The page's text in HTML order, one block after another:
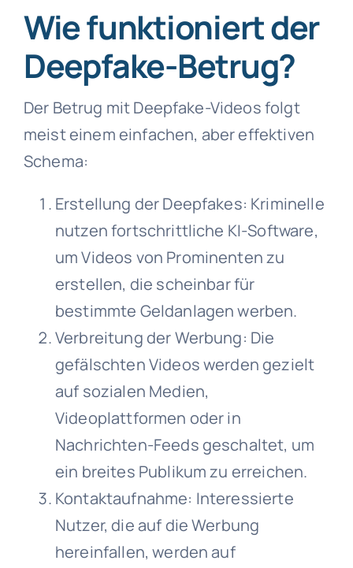
Wie funktioniert der
Deepfake-Betrug?
Der Betrug mit Deepfake-Videos folgt
meist einem einfachen, aber effektiven
Schema:
Erstellung der Deepfakes: Kriminelle
nutzen fortschrittliche KI-Software,
um Videos von Prominenten zu
erstellen, die scheinbar für
bestimmte Geldanlagen werben.
Verbreitung der Werbung: Die
gefälschten Videos werden gezielt
auf sozialen Medien,
Videoplattformen oder in
Nachrichten-Feeds geschaltet, um
ein breites Publikum zu erreichen.
Kontaktaufnahme: Interessierte
Nutzer, die auf die Werbung
hereinfallen, werden auf